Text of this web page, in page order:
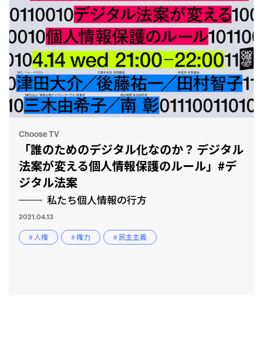
Choose TV
「誰のためのデジタル化なのか？ デジタル
法案が変える個人情報保護のルール」#デ
ジタル法案
私たち個人情報の行方
2021.04.13
# 人権 # 権力 # 民主主義